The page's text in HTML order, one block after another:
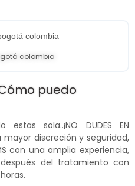
colombia
puedo
estas sola..¡NO DUDES EN
mayor discreción y seguridad,
con una amplia experiencia,
del tratamiento con